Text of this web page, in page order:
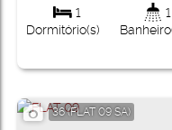
1
Dormitório(s)
1
36 (FLAT 09 SA)